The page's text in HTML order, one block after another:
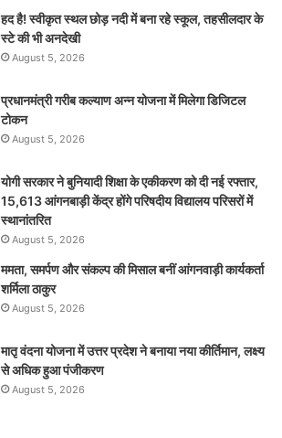
हद है! स्वीकृत स्थल छोड़ नदी में बना रहे स्कूल, तहसीलदार के
स्टे की भी अनदेखी
August 5, 2026
प्रधानमंत्री गरीब कल्याण अन्न योजना में मिलेगा डिजिटल
टोकन
August 5, 2026
योगी सरकार ने बुनियादी शिक्षा के एकीकरण को दी नई रफ्तार,
15,613 आंगनबाड़ी केंद्र होंगे परिषदीय विद्यालय परिसरों में
स्थानांतरित
August 5, 2026
ममता, समर्पण और संकल्प की मिसाल बनीं आंगनवाड़ी कार्यकर्ता
शर्मिला ठाकुर
August 5, 2026
मातृ वंदना योजना में उत्तर प्रदेश ने बनाया नया कीर्तिमान, लक्ष्य
से अधिक हुआ पंजीकरण
August 5, 2026